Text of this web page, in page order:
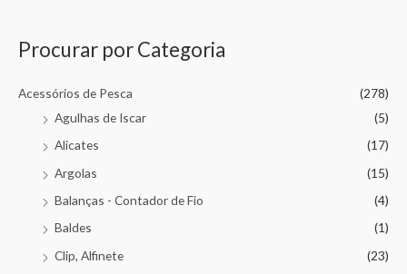
Procurar por Categoria
Acessórios de Pesca
(278)
Agulhas de Iscar
(5)
Alicates
(17)
Argolas
(15)
Balanças - Contador de Fio
(4)
Baldes
(1)
Clip, Alfinete
(23)